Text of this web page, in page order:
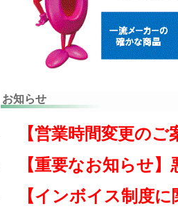
お知らせ
【営業時間変更のご
【重要なお知らせ
【インボイス制度に